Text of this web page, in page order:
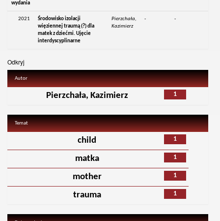
wydania
2021
Środowisko izolacji
więziennej traumą (?) dla
matek z dziećmi. Ujęcie
interdyscyplinarne
Pierzchała,
Kazimierz
- -
Odkryj
Autor
1
Pierzchała, Kazimierz
Temat
1
child
1
matka
1
mother
1
trauma